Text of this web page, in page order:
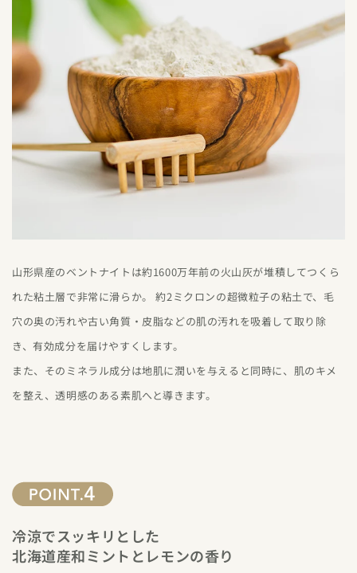
山形県産のベントナイトは約1600万年前の火山灰が堆積してつくら
れた粘土層で非常に滑らか。 約2ミクロンの超微粒子の粘土で、毛
穴の奥の汚れや古い角質・皮脂などの肌の汚れを吸着して取り除
き、有効成分を届けやすくします。
また、そのミネラル成分は地肌に潤いを与えると同時に、肌のキメ
を整え、透明感のある素肌へと導きます。
冷涼でスッキリとした
北海道産和ミントとレモンの香り